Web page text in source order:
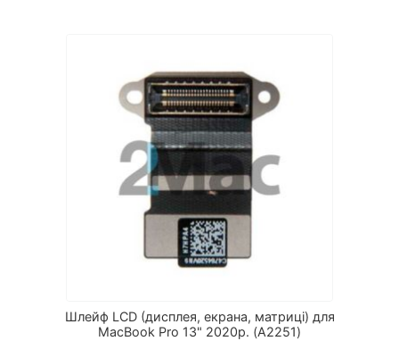
Шлейф LCD (дисплея, екрана, матриці) для
MacBook Pro 13" 2020р. (A2251)